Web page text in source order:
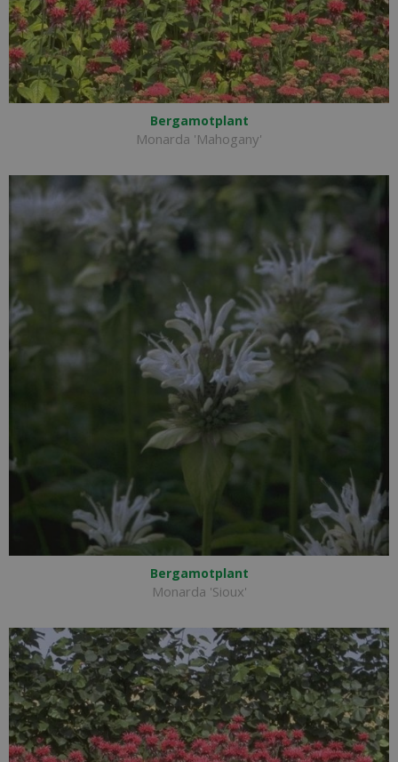
Bergamotplant
Monarda 'Mahogany'
Bergamotplant
Monarda 'Sioux'